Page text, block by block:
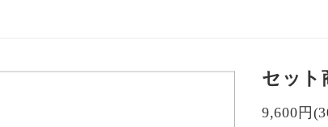
セッ
9,600円